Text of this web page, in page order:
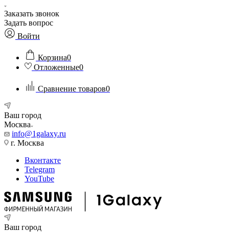
Заказать звонок
Задать вопрос
Войти
Корзина0
Отложенные0
Сравнение товаров0
Ваш город
Москва
info@1galaxy.ru
г. Москва
Вконтакте
Telegram
YouTube
Ваш город